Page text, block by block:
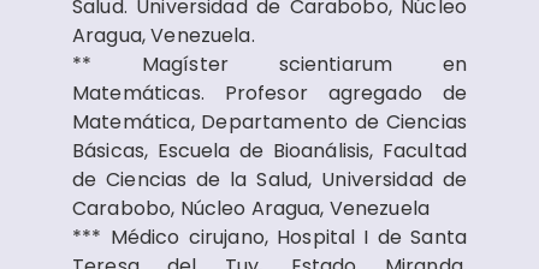
Salud. Universidad de Carabobo, Núcleo
Aragua, Venezuela.
** Magíster scientiarum en
Matemáticas. Profesor agregado de
Matemática, Departamento de Ciencias
Básicas, Escuela de Bioanálisis, Facultad
de Ciencias de la Salud, Universidad de
Carabobo, Núcleo Aragua, Venezuela
*** Médico cirujano, Hospital I de Santa